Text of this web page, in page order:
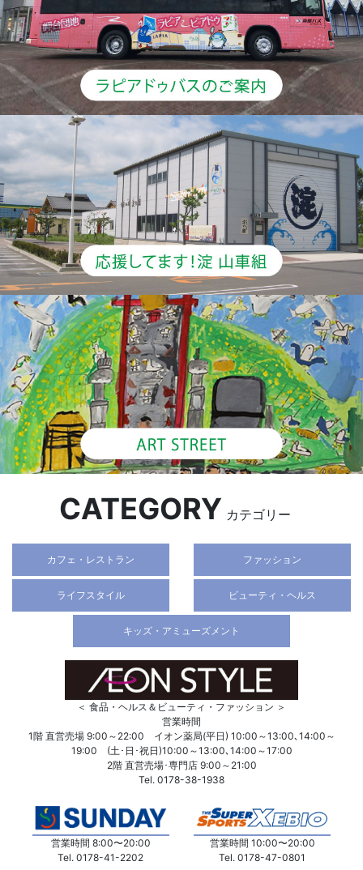
CATEGORY カテゴリー
カフェ・レストラン ファッション
ライフスタイル ビューティ・ヘルス
キッズ・アミューズメント
＜ 食品・ヘルス＆ビューティ・ファッション ＞
営業時間
1階 直営売場 9:00～22:00 イオン薬局(平日) 10:00～13:00､14:00～
19:00 (土･日･祝日)10:00～13:00､14:00～17:00
2階 直営売場･専門店 9:00～21:00
Tel. 0178-38-1938
営業時間 8:00〜20:00
Tel. 0178-41-2202
営業時間 10:00〜20:00
Tel. 0178-47-0801